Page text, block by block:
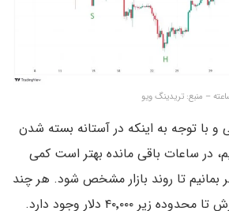
و با توجه به اینکه در آستانه بسته شدن
در ساعات باقی مانده بهتر است کمی
بمانیم تا روند بازار مشخص شود. هر چند
۴۰٬۰۰۰ دلار وجود دارد.